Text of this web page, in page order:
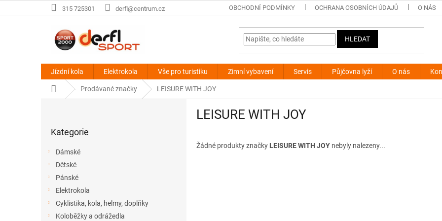
na
315 725301 derfl@centrum.cz OBCHODNÍ PODMÍNKY OCHRANA OSOBNÍCH ÚDAJŮ O NÁS
HLEDAT
Jízdní kola Elektrokola Vše pro turistiku Zimní vybavení Servis Půjčovna lyží O nás
Domů Prodávané značky LEISURE WITH JOY
kategorie
Kategorie
Dámské
Dětské
Pánské
Elektrokola
Cyklistika, kola, helmy, doplňky
Koloběžky a odrážedla
LEISURE WITH JOY
Žádné produkty značky LEISURE WITH JOY nebyly nalezeny...